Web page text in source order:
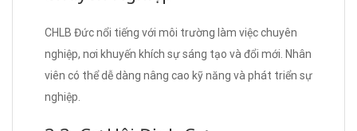
CHLB Đức nổi tiếng với môi trường làm việc chuyên
nghiệp, nơi khuyến khích sự sáng tạo và đổi mới. Nhân
viên có thể dễ dàng nâng cao kỹ năng và phát triển sự
nghiệp.